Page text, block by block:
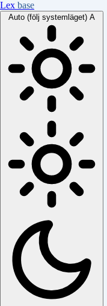
Lex base
Auto (följ systemläget) A